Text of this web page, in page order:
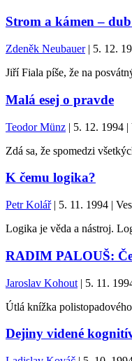
Strom a kámen –
Zdeněk Neubauer| 5. 12.
Jiří Fiala píše, že na
Malá esej o pravde
Teodor Münz | 5. 12. 1994
Zdá sa, že spomedzi
K čemu logika?
Petr Kolář| 5. 11. 1994 |
Logika je věda a nástroj.
RADIM PALOUŠ:
Jaroslav Kohout | 5. 11.
Útlá knížka
Dejiny videné